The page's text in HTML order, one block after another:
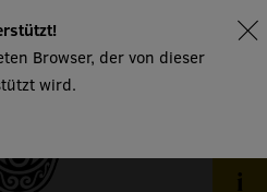
mtg
Browser, der von dieser
wird.